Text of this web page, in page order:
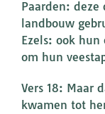
Paarden:
landbouw
Ezels: ook hun
om hun
Vers 18: Maar
kwamen tot